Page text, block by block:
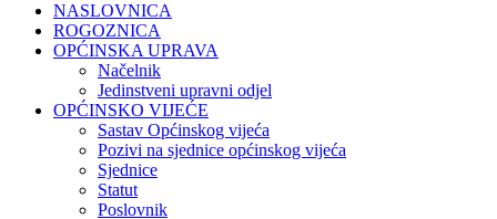
NASLOVNICA
ROGOZNICA
OPĆINSKA UPRAVA
Načelnik
Jedinstveni upravni odjel
OPĆINSKO VIJEĆE
Sastav Općinskog vijeća
Pozivi na sjednice općinskog vijeća
Sjednice
Statut
Poslovnik